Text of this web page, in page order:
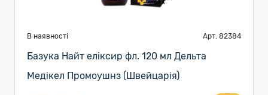
В наявності Арт. 82384
Базука Найт еліксир фл. 120 мл Дельта
Медікел Промоушнз (Швейцарія)